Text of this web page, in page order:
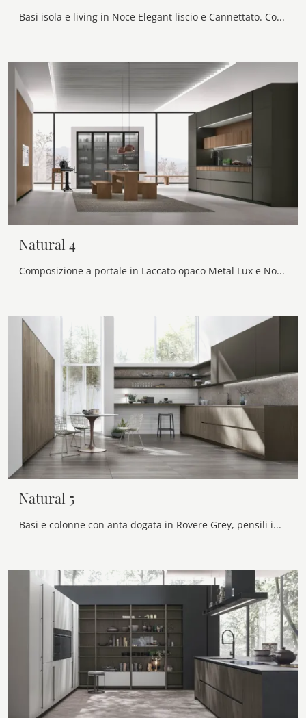
Basi isola e living in Noce Elegant liscio e Cannettato. Colonne in Laccato Bromo lucido, gola scavata in Bronzo. Top HPL Travertino.
Natural 4
Composizione a portale in Laccato opaco Metal Lux e Noce Elegant Cannettato, top Fenix Nero Ingo. Colonne in Noce Elegant liscio. Ante vetro ...
Natural 5
Basi e colonne con anta dogata in Rovere Grey, pensili in Laccato opaco Metal Lux. Top e schienale Neolith® Wulong. Gola e zoccolo finitura Bronzo.